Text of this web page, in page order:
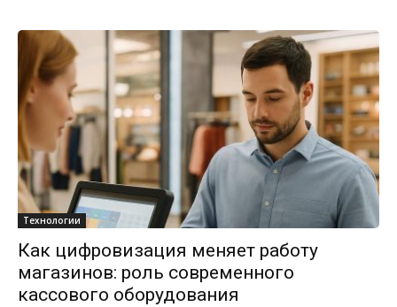
Технологии
Как цифровизация меняет работу
магазинов: роль современного
кассового оборудования